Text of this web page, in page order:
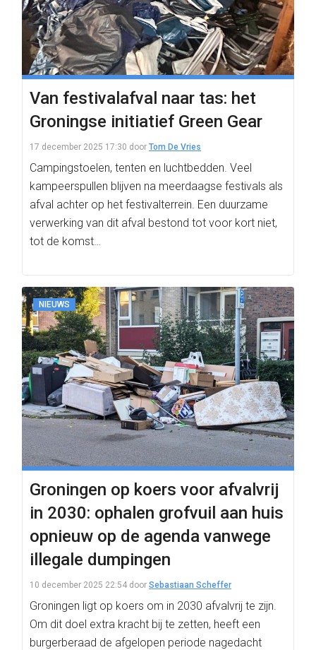
Van festivalafval naar tas: het
Groningse initiatief Green Gear
17 december 2025 17:30 door Tom De Vries
Campingstoelen, tenten en luchtbedden. Veel
kampeerspullen blijven na meerdaagse festivals als
afval achter op het festivalterrein. Een duurzame
verwerking van dit afval bestond tot voor kort niet,
tot de komst…
NIEUWS
Groningen op koers voor afvalvrij
in 2030: ophalen grofvuil aan huis
opnieuw op de agenda vanwege
illegale dumpingen
10 december 2025 22:54 door Sebastiaan Scheffer
Groningen ligt op koers om in 2030 afvalvrij te zijn.
Om dit doel extra kracht bij te zetten, heeft een
burgerberaad de afgelopen periode nagedacht